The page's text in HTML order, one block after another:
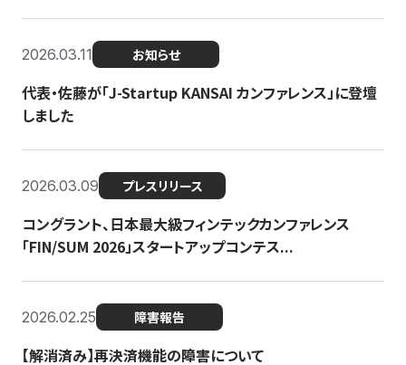
2026.03.11 お知らせ
代表・佐藤が「J-Startup KANSAI カンファレンス」に登壇
しました
2026.03.09 プレスリリース
コングラント、日本最大級フィンテックカンファレンス
「FIN/SUM 2026」スタートアップコンテス...
2026.02.25 障害報告
【解消済み】再決済機能の障害について